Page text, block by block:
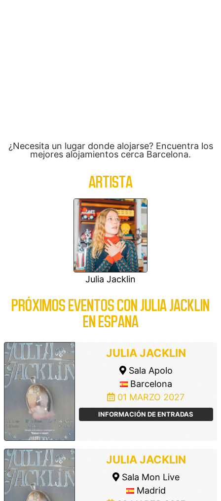
¿Necesita un lugar donde alojarse? Encuentra los
mejores alojamientos cerca Barcelona.
ARTISTA
Julia Jacklin
PRÓXIMOS EVENTOS CON JULIA JACKLIN
EN ESPANA
JULIA JACKLIN
Sala Apolo
Barcelona
01 MARZO 2027
INFORMACIÓN DE ENTRADAS
JULIA JACKLIN
Sala Mon Live
Madrid